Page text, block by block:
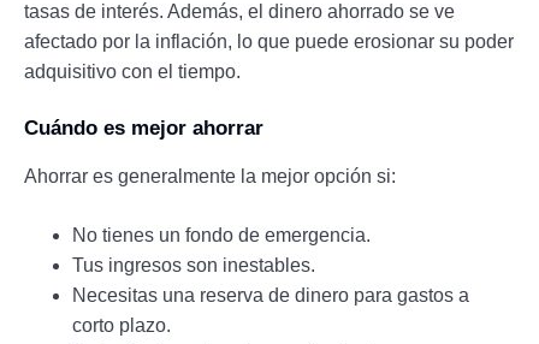
tasas de interés. Además, el dinero ahorrado se ve
afectado por la inflación, lo que puede erosionar su poder
adquisitivo con el tiempo.
Cuándo es mejor ahorrar
Ahorrar es generalmente la mejor opción si:
No tienes un fondo de emergencia.
Tus ingresos son inestables.
Necesitas una reserva de dinero para gastos a
corto plazo.